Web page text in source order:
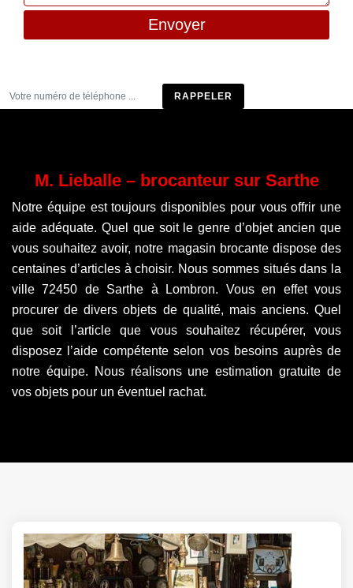
M. Lieballe – brocanteur sur Sarthe
Notre équipe est toujours disponibles pour vous offrir une
aide adéquate. Quel que soit le genre d’objet ancien que
vous souhaitez avoir, notre magasin brocante dispose des
centaines d’articles à choisir. Nous sommes situés dans la
ville 72450 de Sarthe à Lombron. Vous en effet vous
procurer de divers objets de qualité, mais anciens. Quel
que soit l’article que vous souhaitez récupérer, vous
disposez l’aide compétente selon vos besoins auprès de
notre équipe. Nous réalisons une estimation gratuite de
vos objets pour un éventuel rachat.